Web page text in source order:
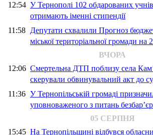
12:54 У Тернополі 102 обдарованих учнів
отримають іменні стипендії
11:58 Депутати схвалили Прогноз
міської територіальної громади на
ВЧОРА
12:06 Смертельна ДТП поблизу села
скерували обвинувальний акт до
11:36 У Тернопільській громаді
уповноваженого з питань
05 СЕРПНЯ
15:45 На Тернопільщині відбувся